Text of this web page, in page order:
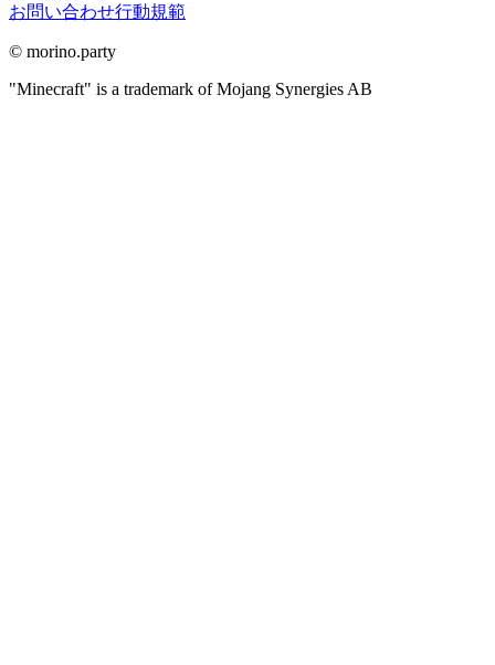
お問い合わせ行動規範
© morino.party
"Minecraft" is a trademark of Mojang Synergies AB